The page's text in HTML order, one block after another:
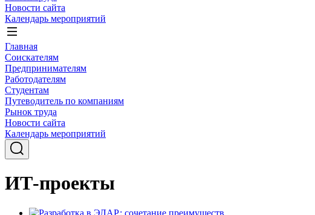
Новости сайта
Календарь мероприятий
Главная
Соискателям
Предпринимателям
Работодателям
Студентам
Путеводитель по компаниям
Рынок труда
Новости сайта
Календарь мероприятий
ИТ-проекты